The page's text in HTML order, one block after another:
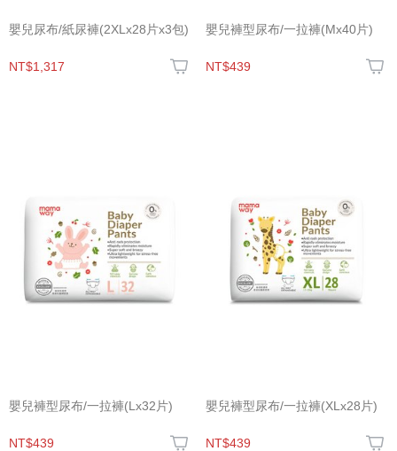
嬰兒尿布/紙尿褲(2XLx28片x3包)
NT$1,317
嬰兒褲型尿布/一拉褲(Mx40片)
NT$439
嬰兒褲型尿布/一拉褲(Lx32片)
NT$439
嬰兒褲型尿布/一拉褲(XLx28片)
NT$439